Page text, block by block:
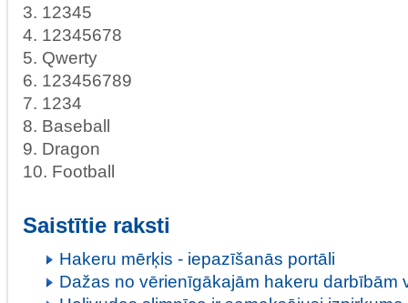
3. 12345
4. 12345678
5. Qwerty
6. 123456789
7. 1234
8. Baseball
9. Dragon
10. Football
Saistītie raksti
Hakeru mērķis - iepazīšanās portāli
Dažas no vērienīgākajām hakeru darbībām